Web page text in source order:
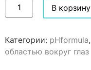
В корзину
Категории: pHformula,
областью вокруг глаз